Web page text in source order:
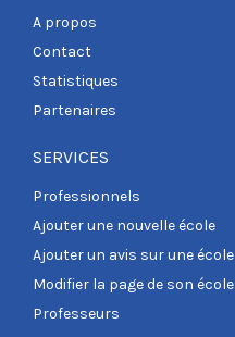
A propos
Contact
Statistiques
Partenaires
SERVICES
Professionnels
Ajouter une nouvelle école
Ajouter un avis sur une école
Modifier la page de son école
Professeurs